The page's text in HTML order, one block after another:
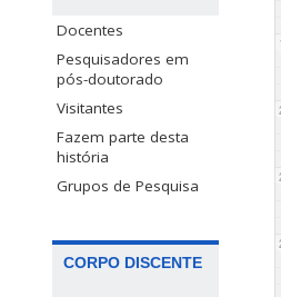
Docentes
Pesquisadores em
pós-doutorado
Visitantes
Fazem parte desta
história
Grupos de Pesquisa
CORPO DISCENTE